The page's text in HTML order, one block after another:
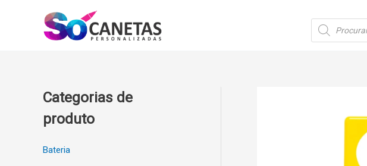
Pesquisar
produtos
Categorias de
produto
Bateria